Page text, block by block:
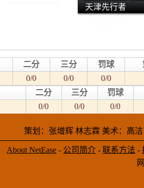
天津先行者
二分 三分 罚球
0/0 0/0
0/0
二分 三分
罚球
0/0 0/0 0/0
策划：张增辉 林志霖 美术：高
About NetEase - 公司简介 - 联系方法 -